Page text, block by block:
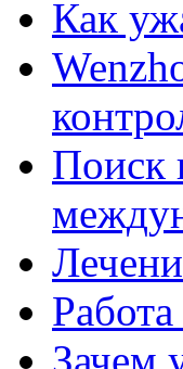
Как
Поиск
Зачем